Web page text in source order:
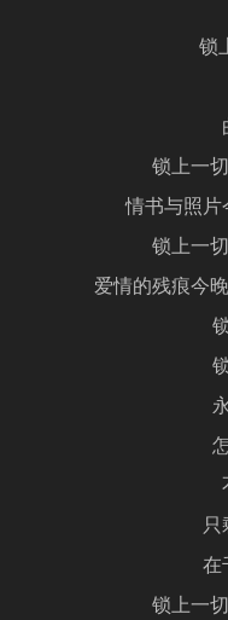
锁
锁上一
情书与照片
锁上一
爱情的残痕今
只
在
锁上一